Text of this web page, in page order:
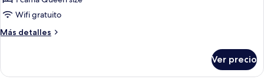
superior,
cama
Wifi gratuito
Más detalles
Más
superior,
Ver precio